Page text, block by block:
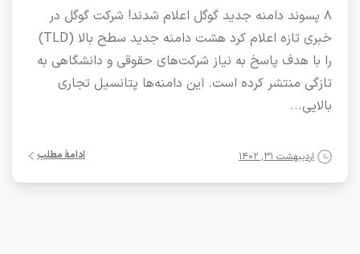
۸ پسوند دامنه جدید گوگل اعلام شدند! شرکت گوگل در
خبری تازه اعلام کرد هشت دامنه جدید سطح بالا (TLD)
را با هدف پاسخ به نیاز شرکت‌های حقوقی و دانشگاهی به
تازگی منتشر کرده است. این دامنه‌‎ها پتانسیل تجاری
بالایی...
اردیبهشت ۳۱, ۱۴۰۲ ادامۀ مطلب